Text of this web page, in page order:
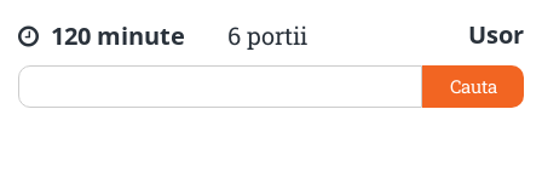
120 minute 6 portii Usor
Cauta